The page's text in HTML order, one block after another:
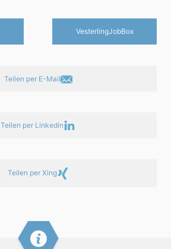
Vesterling­JobBox
Teilen per E-Mail
Teilen per Linkedin
Teilen per Xing